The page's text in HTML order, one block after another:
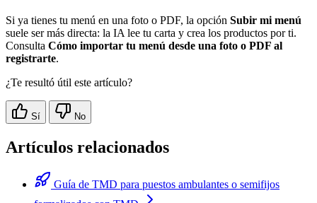
Si ya tienes tu menú en una foto o PDF, la opción Subir mi menú
suele ser más directa: la IA lee tu carta y crea los productos por ti.
Consulta Cómo importar tu menú desde una foto o PDF al
registrarte.
¿Te resultó útil este artículo?
Sí No
Artículos relacionados
Guía de TMD para puestos ambulantes o semifijos